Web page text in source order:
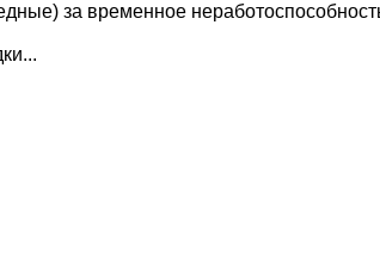
за временное